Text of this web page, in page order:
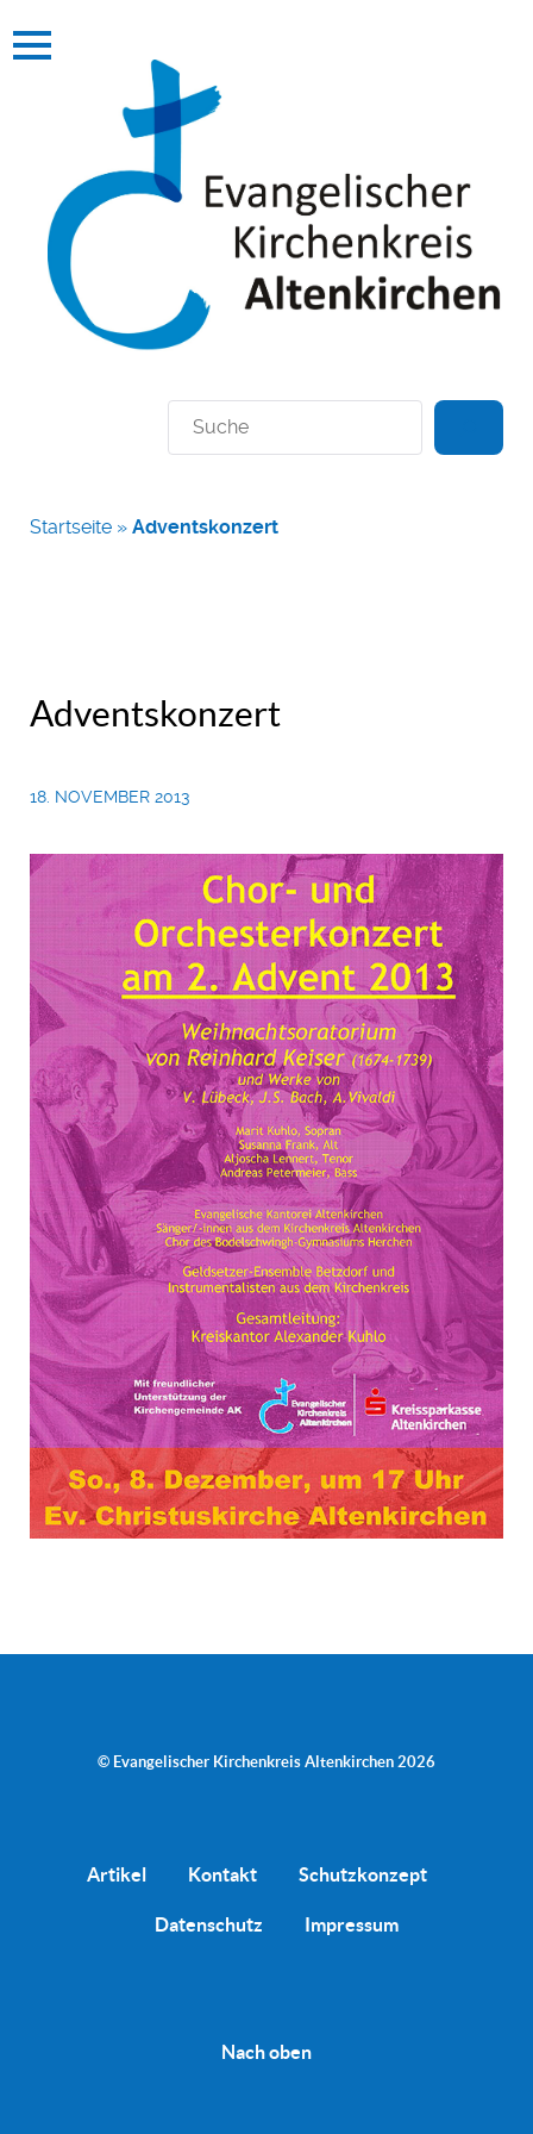
Suchen
Startseite » Adventskonzert
Adventskonzert
18. NOVEMBER 2013
© Evangelischer Kirchenkreis Altenkirchen 2026
Artikel Kontakt Schutzkonzept
Datenschutz Impressum
Nach oben